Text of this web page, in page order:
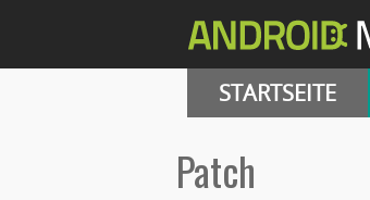
STARTSEITE
patch